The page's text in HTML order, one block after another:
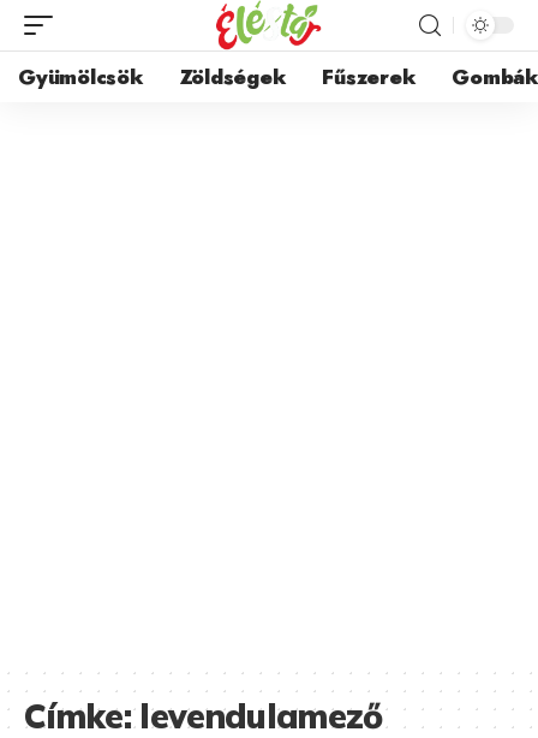
Gyümölcsök Zöldségek Fűszerek Gombák
Címke:levendulamező